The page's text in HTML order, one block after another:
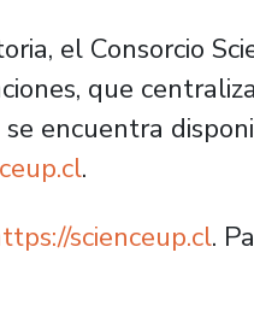
el Consorcio
que
encuentra
.
scienceup.cl.